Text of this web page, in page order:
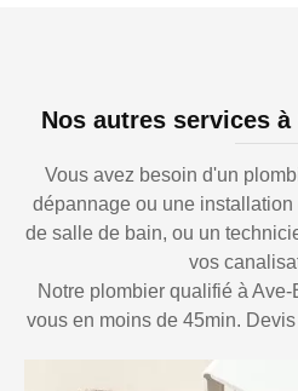
Nos autres services à
Vous avez besoin d'un
dépannage ou une
de salle de bain, ou un
vos
Notre plombier qualifié à
vous en moins de 45min.